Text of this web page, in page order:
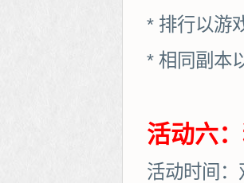
* 排行以游
* 相同副本
活动六
活动时间